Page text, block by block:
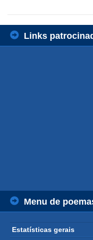
Links
Menu de
Estatísticas gerais